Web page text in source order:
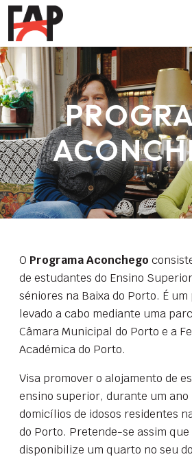
O Programa Aconchego
de estudantes do Ensino
séniores na Baixa do Porto. É
levado a cabo mediante uma
Câmara Municipal do Porto e a
Académica do Porto.
Visa promover o alojamento de
ensino superior, durante um ano
domicílios de idosos residentes
do Porto. Pretende-se assim que
disponibilize um quarto no seu